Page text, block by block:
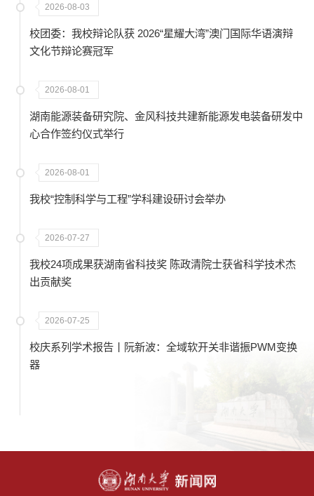
2026-08-03
校团委：我校辩论队获 2026“星耀大湾”澳门国际华语演辩
文化节辩论赛冠军
2026-08-01
湖南能源装备研究院、金风科技共建新能源发电装备研发中
心合作签约仪式举行
2026-08-01
我校“控制科学与工程”学科建设研讨会举办
2026-07-27
我校24项成果获湖南省科技奖 陈政清院士获省科学技术杰
出贡献奖
2026-07-25
校庆系列学术报告丨阮新波：全域软开关非谐振PWM变换
器